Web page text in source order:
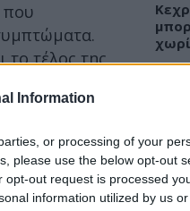
Information
or processing of your
please use the below opt-out
out request is processed
information utilized by us
που
τέλος της
Α. Ρόκκας.
ειδικά με